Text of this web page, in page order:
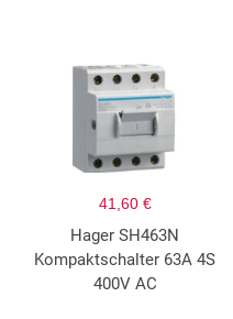
41,60 €
Hager SH463N
Kompaktschalter 63A 4S
400V AC